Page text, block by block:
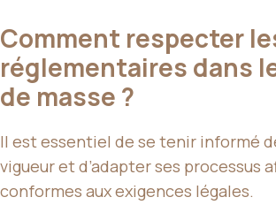
Comment respecter
réglementaires dans
de masse ?
Il est essentiel de se tenir informé
vigueur et d’adapter ses processus
conformes aux exigences légales.